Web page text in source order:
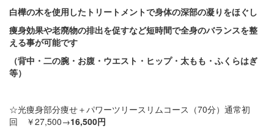
白樺の木を使用したトリートメントで身体の深部の凝りをほぐし
痩身効果や老廃物の排出を促すなど短時間で全身のバランスを整
える事が可能です
（背中・二の腕・お腹・ウエスト・ヒップ・太もも・ふくらはぎ
等）
☆光痩身部分痩せ＋パワーツリースリムコース（70分）通常初
回 ￥27,500→16,500円